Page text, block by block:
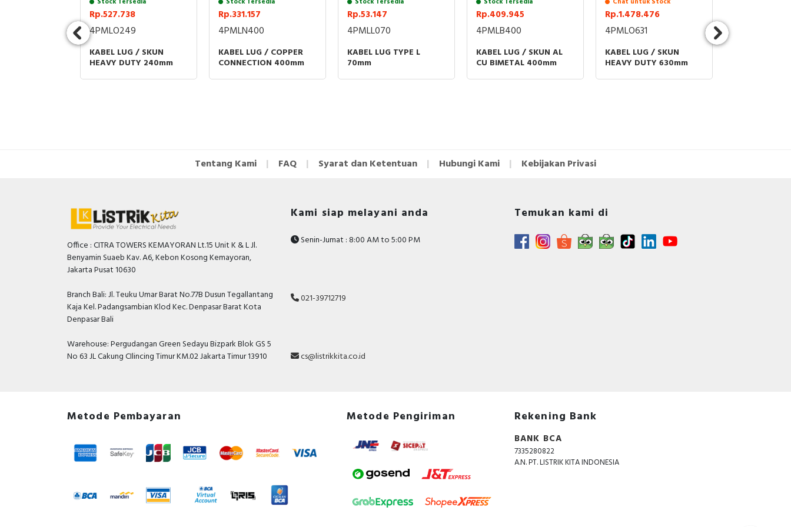
• Standar Umum: IEC / Industrial Electrical Standard
Rp.527.738
4PMLO249
KABEL LUG / SKUN
HEAVY DUTY 240mm
Rp.331.157
4PMLN400
KABEL LUG / COPPER
CONNECTION 400mm
Rp.53.147
4PMLL070
KABEL LUG TYPE L
70mm
Rp.409.945
4PMLB400
KABEL LUG / SKUN AL
CU BIMETAL 400mm
Rp.1.478.476
4PMLO631
KABEL LUG / SKUN
HEAVY DUTY 630mm
Tentang Kami FAQ Syarat dan Ketentuan Hubungi Kami Kebijakan Privasi
Office : CITRA TOWERS KEMAYORAN Lt.15 Unit K & L Jl.
Benyamin Suaeb Kav. A6, Kebon Kosong Kemayoran,
Jakarta Pusat 10630
Branch Bali: Jl. Teuku Umar Barat No.77B Dusun Tegallantang
Kaja Kel. Padangsambian Klod Kec. Denpasar Barat Kota
Denpasar Bali
Warehouse: Pergudangan Green Sedayu Bizpark Blok GS 5
No 63 JL Cakung CIlincing Timur KM.02 Jakarta Timur 13910
Kami siap melayani anda
Senin-Jumat : 8:00 AM to 5:00 PM
021-39712719
cs@listrikkita.co.id
Temukan kami di
Metode Pembayaran Metode Pengiriman Rekening Bank
BANK BCA
7335280822
A.N. PT. LISTRIK KITA INDONESIA